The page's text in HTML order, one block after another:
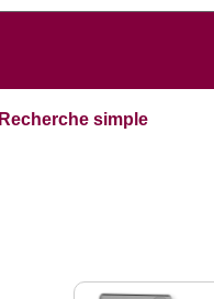
Recherche simple